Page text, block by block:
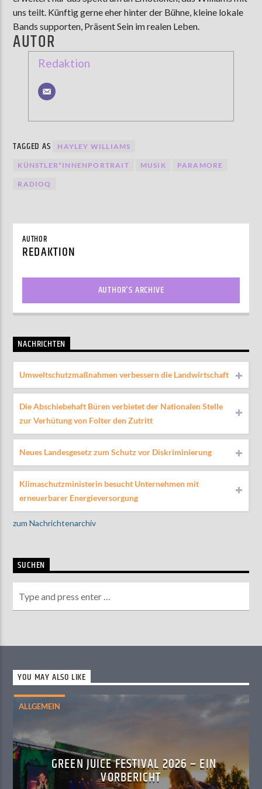
uns teilt. Künftig gerne eher hinter der Bühne, kleine lokale
Bands supporten, Präsent Sein im realen Leben.
AUTOR
Redaktion
TAGGED AS HAYLEY WILLIAMS
KÜNSTLER*INNENPORTRAIT MUSIK PARAMORE
RADIOQ
AUTHOR
REDAKTION
AUTHOR'S ARCHIVE
NACHRICHTEN
Umweltschutzmaßnahmen verbessern die Landwirtschaft
Die Abschiebehaft Büren verbietet der Nationalen Stelle
zur Verhütung von Folter den Zutritt
Neues Landesgesetz zum Schutz vor Diskriminierung
Klimaschutzministerin besucht Unternehmen mit
erneuerbarer Energieversorgung
zum Nachrichtenarchiv
SUCHEN
YOU MAY ALSO LIKE
ALLGEMEIN
GREEN JUICE FESTIVAL 2026 – EIN
VORBERICHT